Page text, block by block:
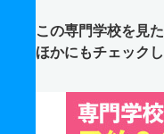
この専門学校を見
ほかにもチェック